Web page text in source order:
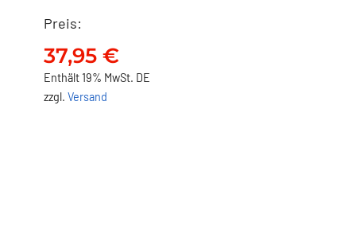
37,95
Preis:
37,95 €
Enthält 19% MwSt. DE
zzgl. Versand